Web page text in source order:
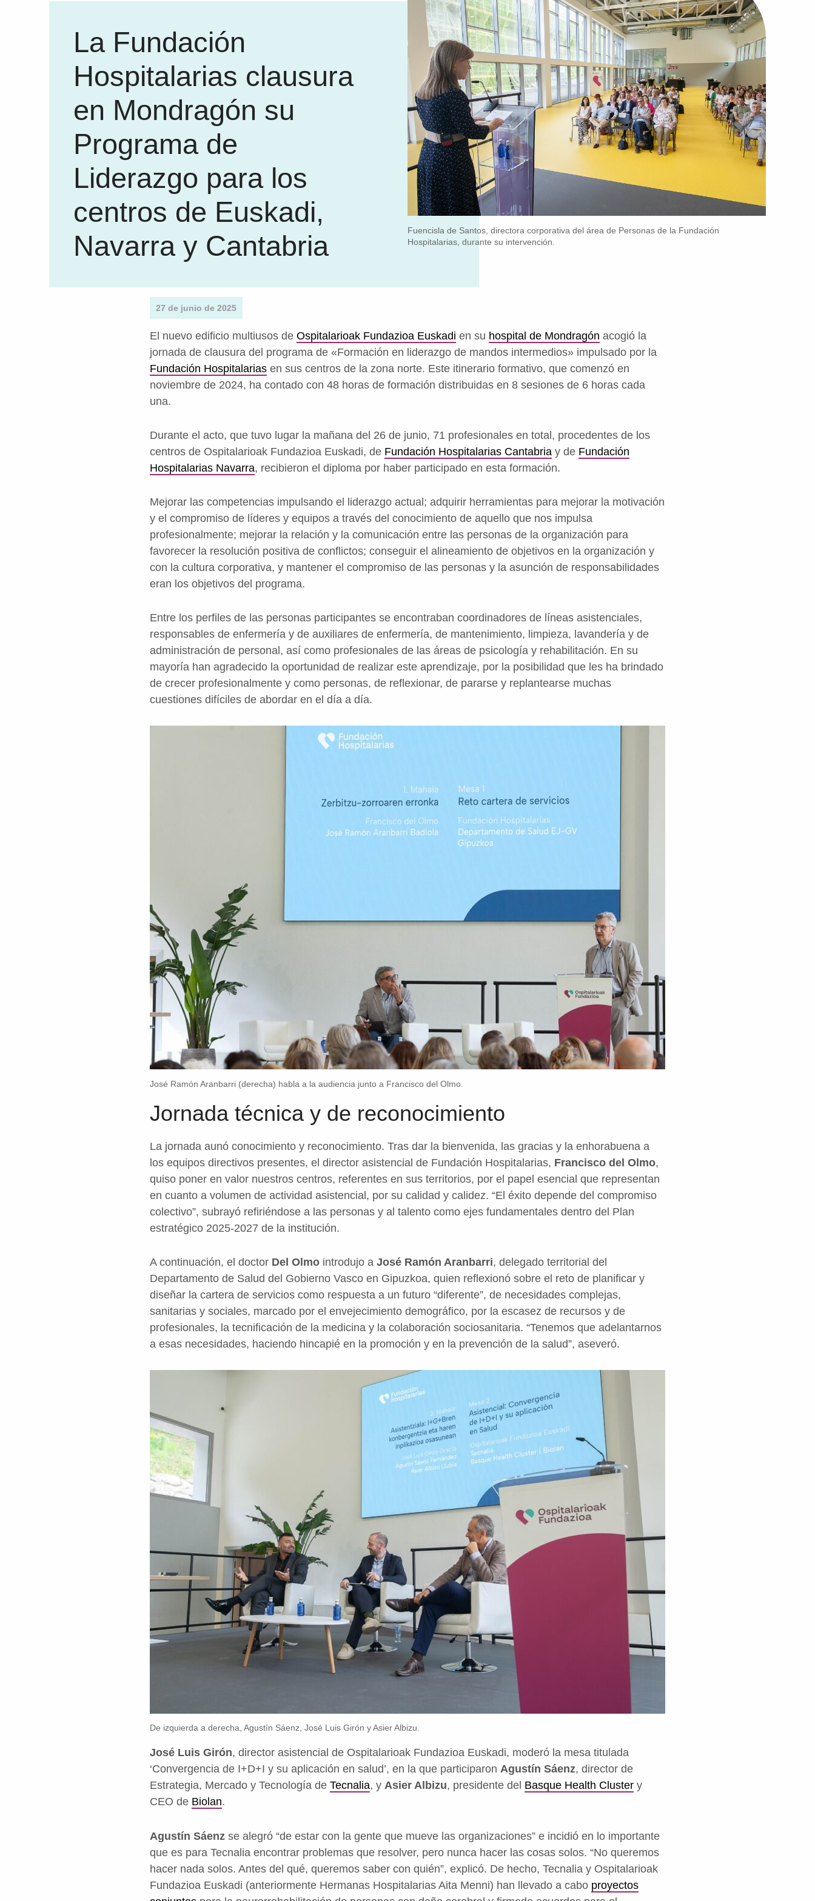
La Fundación
Hospitalarias clausura
en Mondragón su
Programa de
Liderazgo para los
centros de Euskadi,
Navarra y Cantabria
Fuencisla de Santos, directora corporativa del área de Personas de la Fundación
Hospitalarias, durante su intervención.
27 de junio de 2025
El nuevo edificio multiusos de Ospitalarioak Fundazioa Euskadi en su hospital de Mondragón acogió la
jornada de clausura del programa de «Formación en liderazgo de mandos intermedios» impulsado por la
Fundación Hospitalarias en sus centros de la zona norte. Este itinerario formativo, que comenzó en
noviembre de 2024, ha contado con 48 horas de formación distribuidas en 8 sesiones de 6 horas cada
una.
Durante el acto, que tuvo lugar la mañana del 26 de junio, 71 profesionales en total, procedentes de los
centros de Ospitalarioak Fundazioa Euskadi, de Fundación Hospitalarias Cantabria y de Fundación
Hospitalarias Navarra, recibieron el diploma por haber participado en esta formación.
Mejorar las competencias impulsando el liderazgo actual; adquirir herramientas para mejorar la motivación
y el compromiso de líderes y equipos a través del conocimiento de aquello que nos impulsa
profesionalmente; mejorar la relación y la comunicación entre las personas de la organización para
favorecer la resolución positiva de conflictos; conseguir el alineamiento de objetivos en la organización y
con la cultura corporativa, y mantener el compromiso de las personas y la asunción de responsabilidades
eran los objetivos del programa.
Entre los perfiles de las personas participantes se encontraban coordinadores de líneas asistenciales,
responsables de enfermería y de auxiliares de enfermería, de mantenimiento, limpieza, lavandería y de
administración de personal, así como profesionales de las áreas de psicología y rehabilitación. En su
mayoría han agradecido la oportunidad de realizar este aprendizaje, por la posibilidad que les ha brindado
de crecer profesionalmente y como personas, de reflexionar, de pararse y replantearse muchas
cuestiones difíciles de abordar en el día a día.
José Ramón Aranbarri (derecha) habla a la audiencia junto a Francisco del Olmo.
Jornada técnica y de reconocimiento
La jornada aunó conocimiento y reconocimiento. Tras dar la bienvenida, las gracias y la enhorabuena a
los equipos directivos presentes, el director asistencial de Fundación Hospitalarias, Francisco del Olmo,
quiso poner en valor nuestros centros, referentes en sus territorios, por el papel esencial que representan
en cuanto a volumen de actividad asistencial, por su calidad y calidez. “El éxito depende del compromiso
colectivo”, subrayó refiriéndose a las personas y al talento como ejes fundamentales dentro del Plan
estratégico 2025-2027 de la institución.
A continuación, el doctor Del Olmo introdujo a José Ramón Aranbarri, delegado territorial del
Departamento de Salud del Gobierno Vasco en Gipuzkoa, quien reflexionó sobre el reto de planificar y
diseñar la cartera de servicios como respuesta a un futuro “diferente”, de necesidades complejas,
sanitarias y sociales, marcado por el envejecimiento demográfico, por la escasez de recursos y de
profesionales, la tecnificación de la medicina y la colaboración sociosanitaria. “Tenemos que adelantarnos
a esas necesidades, haciendo hincapié en la promoción y en la prevención de la salud”, aseveró.
De izquierda a derecha, Agustín Sáenz, José Luis Girón y Asier Albizu.
José Luis Girón, director asistencial de Ospitalarioak Fundazioa Euskadi, moderó la mesa titulada
‘Convergencia de I+D+I y su aplicación en salud’, en la que participaron Agustín Sáenz, director de
Estrategia, Mercado y Tecnología de Tecnalia, y Asier Albizu, presidente del Basque Health Cluster y
CEO de Biolan.
Agustín Sáenz se alegró “de estar con la gente que mueve las organizaciones” e incidió en lo importante
que es para Tecnalia encontrar problemas que resolver, pero nunca hacer las cosas solos. “No queremos
hacer nada solos. Antes del qué, queremos saber con quién”, explicó. De hecho, Tecnalia y Ospitalarioak
Fundazioa Euskadi (anteriormente Hermanas Hospitalarias Aita Menni) han llevado a cabo proyectos